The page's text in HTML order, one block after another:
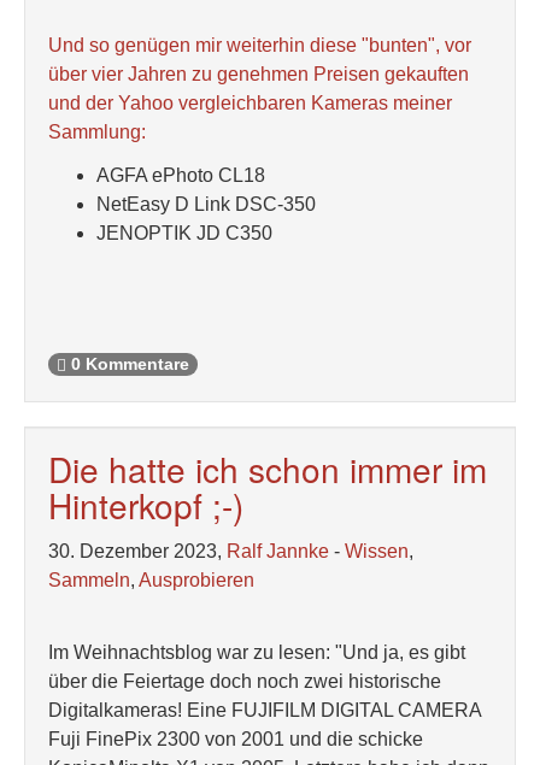
Und so genügen mir weiterhin diese "bunten", vor
über vier Jahren zu genehmen Preisen gekauften
und der Yahoo vergleichbaren Kameras meiner
Sammlung:
AGFA ePhoto CL18
NetEasy D Link DSC-350
JENOPTIK JD C350
0 Kommentare
Die hatte ich schon immer im
Hinterkopf ;-)
30. Dezember 2023, Ralf Jannke - Wissen,
Sammeln, Ausprobieren
Im Weihnachtsblog war zu lesen: "Und ja, es gibt
über die Feiertage doch noch zwei historische
Digitalkameras! Eine FUJIFILM DIGITAL CAMERA
Fuji FinePix 2300 von 2001 und die schicke